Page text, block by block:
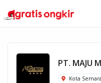
PT. MAJU
Kota